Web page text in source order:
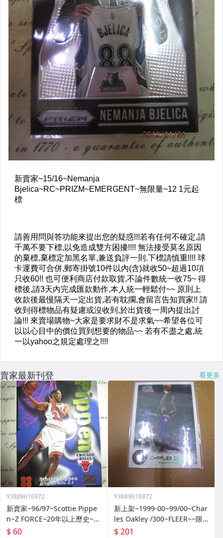
賣家最新刊登 看更多
Y3889616972
新賣家~96/97~Scottie Pippe
n~Z FORCE~20年以上歷史~無
限量~
$ 60
Y3889616972
新上架~1999-00~99/00~Char
les Oakley /300~FLEER~~限
量/300~1060114-1
$ 201